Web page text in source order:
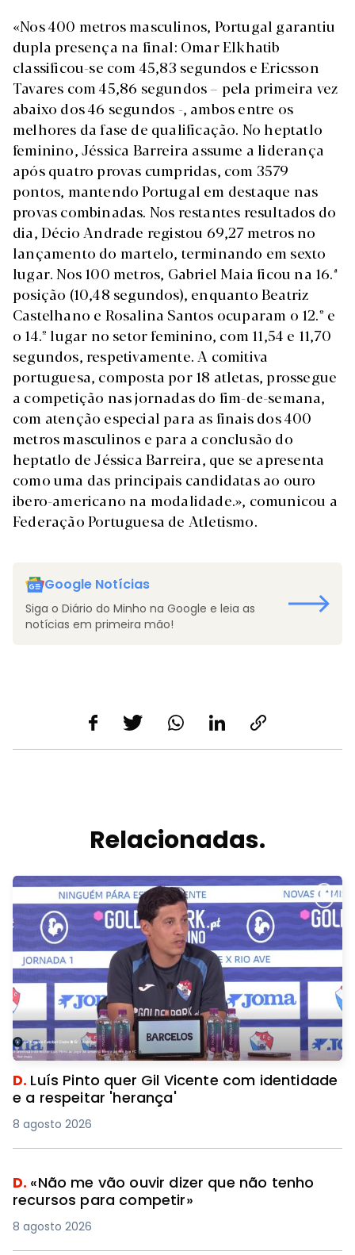
«Nos 400 metros masculinos, Portugal garantiu
dupla presença na final: Omar Elkhatib
classificou-se com 45,83 segundos e Ericsson
Tavares com 45,86 segundos – pela primeira vez
abaixo dos 46 segundos -, ambos entre os
melhores da fase de qualificação. No heptatlo
feminino, Jéssica Barreira assume a liderança
após quatro provas cumpridas, com 3579
pontos, mantendo Portugal em destaque nas
provas combinadas. Nos restantes resultados do
dia, Décio Andrade registou 69,27 metros no
lançamento do martelo, terminando em sexto
lugar. Nos 100 metros, Gabriel Maia ficou na 16.ª
posição (10,48 segundos), enquanto Beatriz
Castelhano e Rosalina Santos ocuparam o 12.º e
o 14.º lugar no setor feminino, com 11,54 e 11,70
segundos, respetivamente. A comitiva
portuguesa, composta por 18 atletas, prossegue
a competição nas jornadas do fim-de-semana,
com atenção especial para as finais dos 400
metros masculinos e para a conclusão do
heptatlo de Jéssica Barreira, que se apresenta
como uma das principais candidatas ao ouro
ibero-americano na modalidade.», comunicou a
Federação Portuguesa de Atletismo.
Google Notícias
Siga o Diário do Minho na Google e leia as
notícias em primeira mão!
Relacionadas.
D. Luís Pinto quer Gil Vicente com identidade
e a respeitar 'herança'
8 agosto 2026
D. «Não me vão ouvir dizer que não tenho
recursos para competir»
8 agosto 2026